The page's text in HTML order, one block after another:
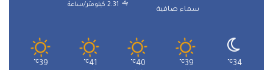
سماء صافية
2.31 كيلومتر/ساعة
34
℃
39
℃
40
℃
41
℃
39
℃